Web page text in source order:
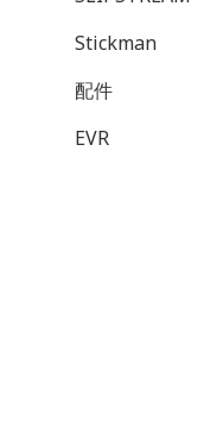
Stickman
配件
EVR